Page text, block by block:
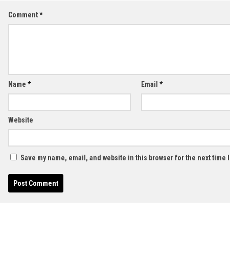
Comment*
Name * Email *
Website
Save my name, email, and website in this browser for the next time